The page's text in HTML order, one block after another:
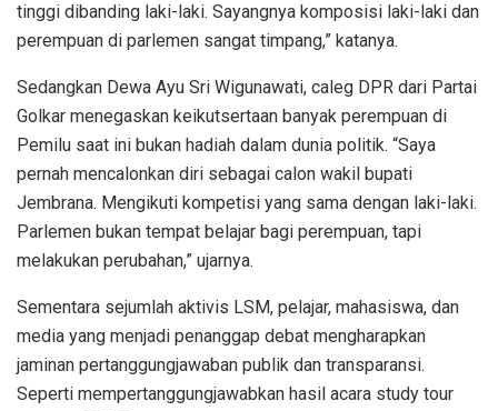
tinggi dibanding laki-laki. Sayangnya komposisi laki-laki dan
perempuan di parlemen sangat timpang,” katanya.
Sedangkan Dewa Ayu Sri Wigunawati, caleg DPR dari Partai
Golkar menegaskan keikutsertaan banyak perempuan di
Pemilu saat ini bukan hadiah dalam dunia politik. “Saya
pernah mencalonkan diri sebagai calon wakil bupati
Jembrana. Mengikuti kompetisi yang sama dengan laki-laki.
Parlemen bukan tempat belajar bagi perempuan, tapi
melakukan perubahan,” ujarnya.
Sementara sejumlah aktivis LSM, pelajar, mahasiswa, dan
media yang menjadi penanggap debat mengharapkan
jaminan pertanggungjawaban publik dan transparansi.
Seperti mempertanggungjawabkan hasil acara study tour